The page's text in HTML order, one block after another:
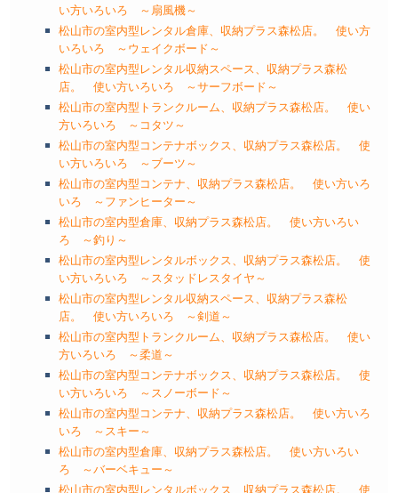
い方いろいろ ～扇風機～
松山市の室内型レンタル倉庫、収納プラス森松店。 使い方
いろいろ ～ウェイクボード～
松山市の室内型レンタル収納スペース、収納プラス森松
店。 使い方いろいろ ～サーフボード～
松山市の室内型トランクルーム、収納プラス森松店。 使い
方いろいろ ～コタツ～
松山市の室内型コンテナボックス、収納プラス森松店。 使
い方いろいろ ～ブーツ～
松山市の室内型コンテナ、収納プラス森松店。 使い方いろ
いろ ～ファンヒーター～
松山市の室内型倉庫、収納プラス森松店。 使い方いろい
ろ ～釣り～
松山市の室内型レンタルボックス、収納プラス森松店。 使
い方いろいろ ～スタッドレスタイヤ～
松山市の室内型レンタル収納スペース、収納プラス森松
店。 使い方いろいろ ～剣道～
松山市の室内型トランクルーム、収納プラス森松店。 使い
方いろいろ ～柔道～
松山市の室内型コンテナボックス、収納プラス森松店。 使
い方いろいろ ～スノーボード～
松山市の室内型コンテナ、収納プラス森松店。 使い方いろ
いろ ～スキー～
松山市の室内型倉庫、収納プラス森松店。 使い方いろい
ろ ～バーベキュー～
松山市の室内型レンタルボックス、収納プラス森松店。 使